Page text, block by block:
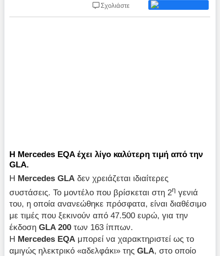
Σχολιάστε
Η Mercedes EQA έχει λίγο καλύτερη τιμή από την
GLA.
Η MercedesGLA δεν χρειάζεται ιδιαίτερες
συστάσεις. Το μοντέλο που βρίσκεται στη 2η γενιά
του, η οποία ανανεώθηκε πρόσφατα, είναι διαθέσιμο
με τιμές που ξεκινούν από 47.500 ευρώ, για την
έκδοσηGLA 200 των 163 ίππων.
Η Mercedes EQA μπορεί να χαρακτηριστεί ως το
αμιγώς ηλεκτρικό «αδελφάκι» τηςGLA, στο οποίο